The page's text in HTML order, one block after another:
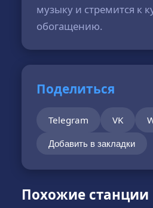
музыку и стремится к
обогащению.
Поделиться
Telegram VK
Добавить в закладки
Похожие станции